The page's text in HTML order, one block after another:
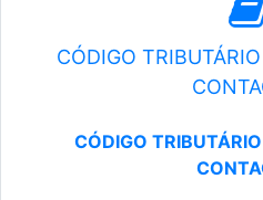
CÓDIGO
CÓDIGO